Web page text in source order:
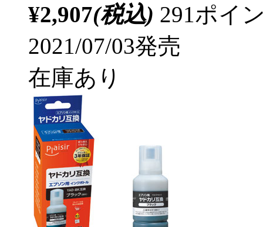
¥2,907(税込) 291ポイ
2021/07/03発売
在庫あり